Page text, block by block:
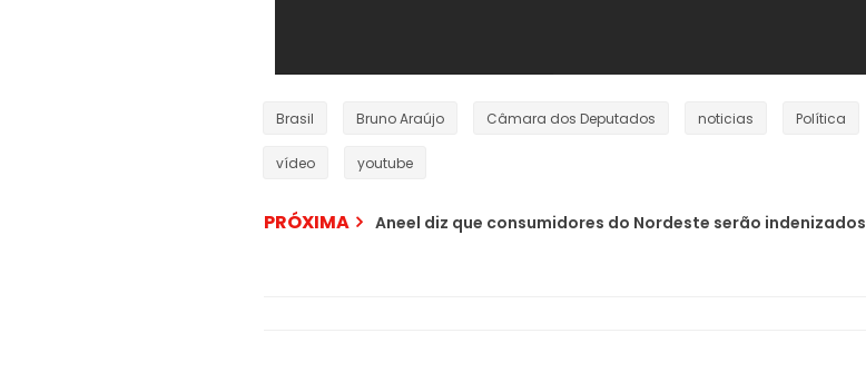
Brasil Bruno Araújo Câmara dos Deputados noticias Política
vídeo youtube
PRÓXIMA Aneel diz que consumidores do Nordeste serão indenizados